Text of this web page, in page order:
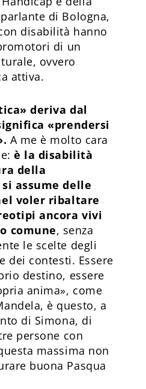
di Bologna,
disabilità hanno
di un
ovvero
attiva.
deriva dal
«prendersi
A me è molto cara
è la disabilità
della
assume delle
voler ribaltare
ancora vivi
comune, senza
le scelte degli
dei contesti. Essere
destino, essere
anima», come
è questo, a
di Simona, di
persone con
massima non
buona Pasqua